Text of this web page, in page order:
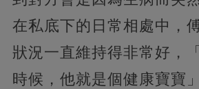
在私底下的日常相處中，
狀況一直維持得非常好，
時候，他就是個健康寶寶